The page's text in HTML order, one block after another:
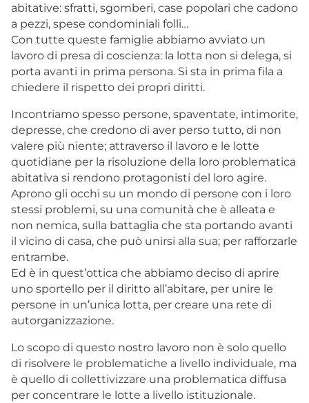
abitative: sfratti, sgomberi, case popolari che cadono
a pezzi, spese condominiali folli…
Con tutte queste famiglie abbiamo avviato un
lavoro di presa di coscienza: la lotta non si delega, si
porta avanti in prima persona. Si sta in prima fila a
chiedere il rispetto dei propri diritti.
Incontriamo spesso persone, spaventate, intimorite,
depresse, che credono di aver perso tutto, di non
valere più niente; attraverso il lavoro e le lotte
quotidiane per la risoluzione della loro problematica
abitativa si rendono protagonisti del loro agire.
Aprono gli occhi su un mondo di persone con i loro
stessi problemi, su una comunità che è alleata e
non nemica, sulla battaglia che sta portando avanti
il vicino di casa, che può unirsi alla sua; per rafforzarle
entrambe.
Ed è in quest’ottica che abbiamo deciso di aprire
uno sportello per il diritto all’abitare, per unire le
persone in un’unica lotta, per creare una rete di
autorganizzazione.
Lo scopo di questo nostro lavoro non è solo quello
di risolvere le problematiche a livello individuale, ma
è quello di collettivizzare una problematica diffusa
per concentrare le lotte a livello istituzionale.